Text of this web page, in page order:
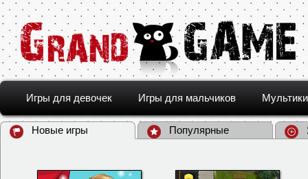
Игры для девочек Игры для мальчиков Мультики
Новые игры Популярные